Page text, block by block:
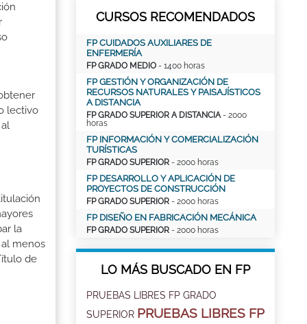
lectivo
la
menos
de
CURSOS RECOMENDADOS
FP CUIDADOS AUXILIARES DE
ENFERMERÍA
FP GRADO MEDIO - 1400 horas
FP GESTIÓN Y ORGANIZACIÓN DE
RECURSOS NATURALES Y PAISAJÍSTICOS
A DISTANCIA
FP GRADO SUPERIOR A DISTANCIA- 2000
horas
FP INFORMACIÓN Y COMERCIALIZACIÓN
TURÍSTICAS
FP GRADO SUPERIOR - 2000 horas
FP DESARROLLO Y APLICACIÓN DE
PROYECTOS DE CONSTRUCCIÓN
FP GRADO SUPERIOR - 2000 horas
FP DISEÑO EN FABRICACIÓN MECÁNICA
FP GRADO SUPERIOR - 2000 horas
LO MÁS BUSCADO EN FP
PRUEBAS LIBRES FP GRADO
SUPERIOR PRUEBAS LIBRES FP